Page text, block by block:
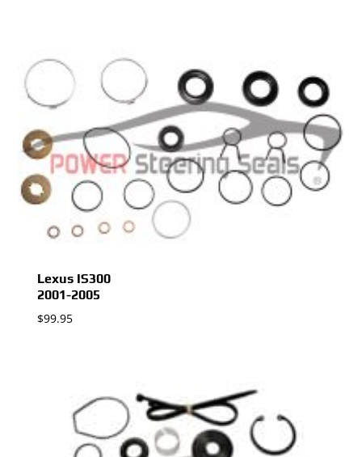
Lexus IS300
2001-2005
$99.95